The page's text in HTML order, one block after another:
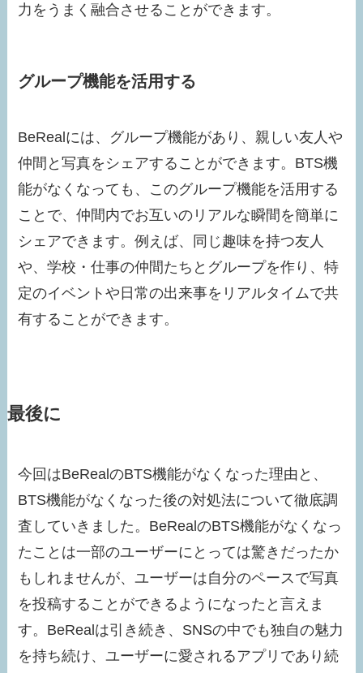
力をうまく融合させることができます。
グループ機能を活用する
BeRealには、グループ機能があり、親しい友人や
仲間と写真をシェアすることができます。BTS機
能がなくなっても、このグループ機能を活用する
ことで、仲間内でお互いのリアルな瞬間を簡単に
シェアできます。例えば、同じ趣味を持つ友人
や、学校・仕事の仲間たちとグループを作り、特
定のイベントや日常の出来事をリアルタイムで共
有することができます。
最後に
今回はBeRealのBTS機能がなくなった理由と、
BTS機能がなくなった後の対処法について徹底調
査していきました。BeRealのBTS機能がなくなっ
たことは一部のユーザーにとっては驚きだったか
もしれませんが、ユーザーは自分のペースで写真
を投稿することができるようになったと言えま
す。BeRealは引き続き、SNSの中でも独自の魅力
を持ち続け、ユーザーに愛されるアプリであり続